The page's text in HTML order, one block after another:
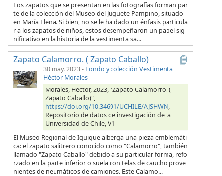
Los zapatos que se presentan en las fotografías forman par
te de la colección del Museo del Juguete Pampino, situado
en María Elena. Si bien, no se le ha dado un énfasis particula
r a los zapatos de niños, estos desempeñaron un papel sig
nificativo en la historia de la vestimenta sa...
Zapato Calamorro. ( Zapato Caballo)
30 may. 2023- Fondo y colección Vestimenta
Héctor Morales
Morales, Hector, 2023, "Zapato Calamorro. (
Zapato Caballo)",
https://doi.org/10.34691/UCHILE/AJSHWN,
Repositorio de datos de investigación de la
Universidad de Chile, V1
El Museo Regional de Iquique alberga una pieza emblemáti
ca: el zapato salitrero conocido como "Calamorro", también
llamado "Zapato Caballo" debido a su particular forma, refo
rzado en la parte inferior o suela con telas de caucho prove
nientes de neumáticos de camiones. Este Calamo...